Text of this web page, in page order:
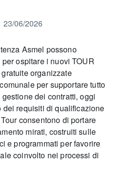
23/06/2026
Asmel possono
ospitare i nuovi TOUR
organizzate
per supportare tutto
dei contratti, oggi
requisiti di qualificazione
Tour consentono di portare
mirati, costruiti sulle
e programmati per favorire
coinvolto nei processi di